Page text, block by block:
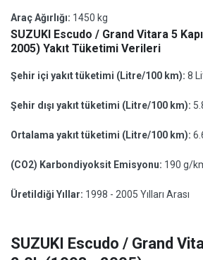
Araç Ağırlığı: 1450 kg
SUZUKI Escudo / Grand Vitara 5
2005) Yakıt Tüketimi Verileri
Şehir içi yakıt tüketimi (Litre/100 km): 8
Şehir dışı yakıt tüketimi (Litre/100 km):
Ortalama yakıt tüketimi (Litre/100 km):
(CO2) Karbondiyoksit Emisyonu: 190 g/
Üretildiği Yıllar: 1998 - 2005 Yılları Arası
SUZUKI Escudo / Grand